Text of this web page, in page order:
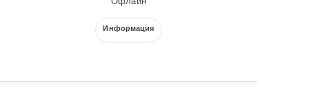
Информация